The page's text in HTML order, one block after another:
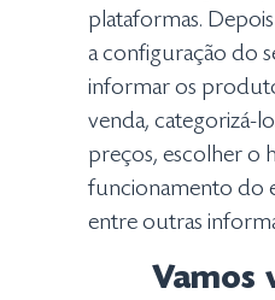
plataformas.
a configuração do
informar os
venda, categorizá-
preços, escolher o
funcionamento do
entre outras
Vamos